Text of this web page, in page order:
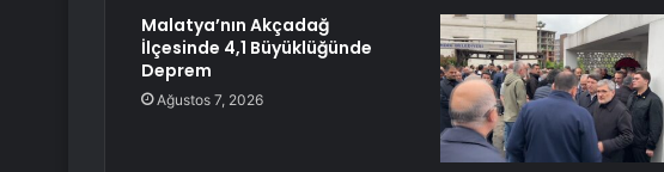
Malatya’nın Akçadağ
İlçesinde 4,1 Büyüklüğünde
Deprem
Ağustos 7, 2026